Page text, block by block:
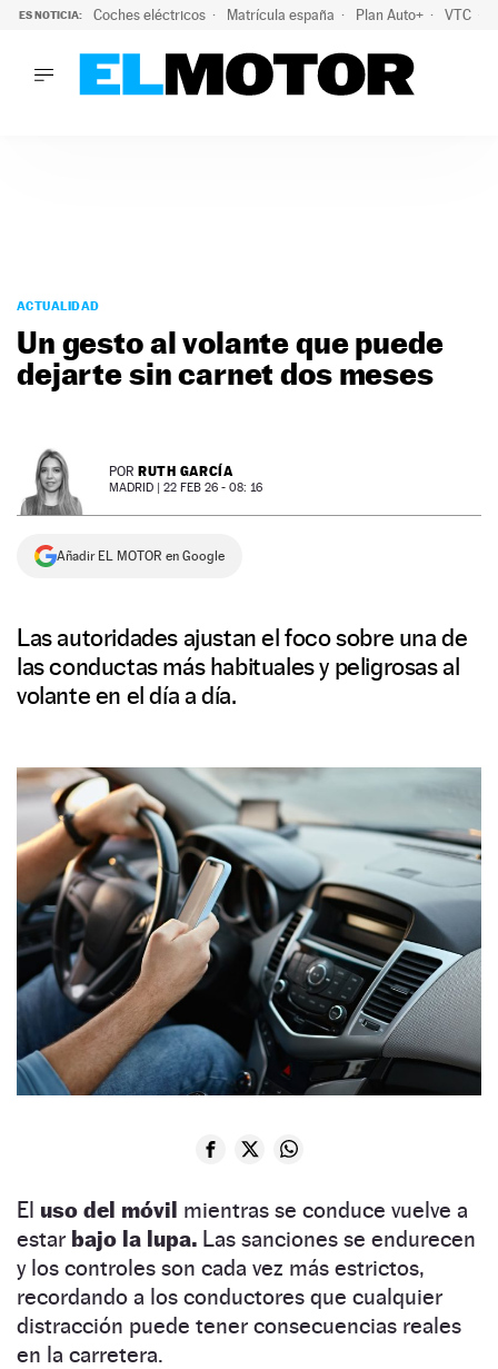
ES NOTICIA: Coches eléctricos Matrícula españa Plan Auto+ VTC
PODCAST
MOTOS
TECNOLOGÍA
SUPERCOCHES
PREMIOS
SERVICIOS
ACTUALIDAD
Un gesto al volante que puede
dejarte sin carnet dos meses
POR RUTH GARCÍA
MADRID | 22 FEB 26 - 08: 16
Añadir EL MOTOR en Google
Las autoridades ajustan el foco sobre una de
las conductas más habituales y peligrosas al
volante en el día a día.
El uso del móvil mientras se conduce vuelve a
estar bajo la lupa. Las sanciones se endurecen
y los controles son cada vez más estrictos,
recordando a los conductores que cualquier
distracción puede tener consecuencias reales
en la carretera.